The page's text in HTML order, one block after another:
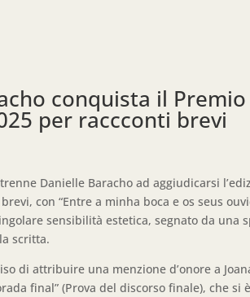
conquista il Premio
per raccconti brevi
Danielle Baracho ad aggiudicarsi
con “Entre a minha boca e os seus
sensibilità estetica, segnato da una
scritta.
di attribuire una menzione d’onore a
final” (Prova del discorso finale), che